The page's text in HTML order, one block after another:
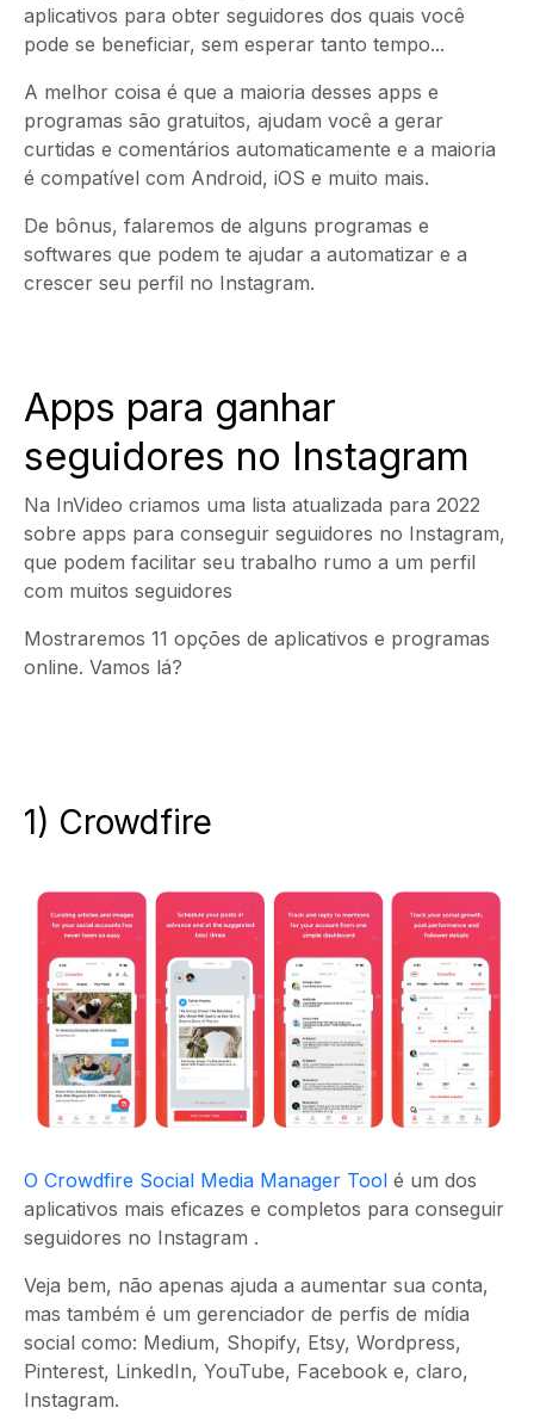
aplicativos para obter seguidores dos quais você
pode se beneficiar, sem esperar tanto tempo...
A melhor coisa é que a maioria desses apps e
programas são gratuitos, ajudam você a gerar
curtidas e comentários automaticamente e a maioria
é compatível com Android, iOS e muito mais.
De bônus, falaremos de alguns programas e
softwares que podem te ajudar a automatizar e a
crescer seu perfil no Instagram.
Apps para ganhar
seguidores no Instagram
Na InVideo criamos uma lista atualizada para 2022
sobre apps para conseguir seguidores no Instagram,
que podem facilitar seu trabalho rumo a um perfil
com muitos seguidores
Mostraremos 11 opções de aplicativos e programas
online. Vamos lá?
1) Crowdfire
O Crowdfire Social Media Manager Tool é um dos
aplicativos mais eficazes e completos para conseguir
seguidores no Instagram .
Veja bem, não apenas ajuda a aumentar sua conta,
mas também é um gerenciador de perfis de mídia
social como: Medium, Shopify, Etsy, Wordpress,
Pinterest, LinkedIn, YouTube, Facebook e, claro,
Instagram.